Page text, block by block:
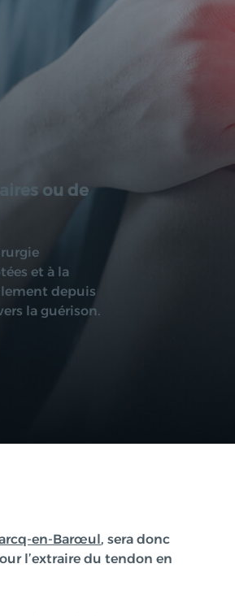
ou de
et à la
depuis
la guérison.
en-Barœul, sera donc
l’extraire du tendon en